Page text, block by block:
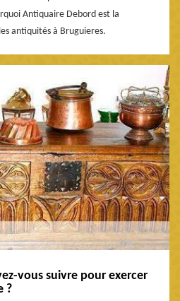
Antiquaire Debord est la
antiquités à Bruguieres.
vous suivre pour exercer
?